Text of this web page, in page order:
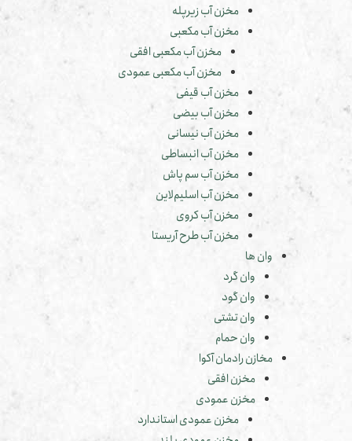
مخزن آب زیرپله
مخزن آب مکعبی
مخزن آب مکعبی افقی
مخزن آب مکعبی عمودی
مخزن آب قیفی
مخزن آب بیضی
مخزن آب نیسانی
مخزن آب انبساطی
مخزن آب سم پاش
مخزن آب اسلیم‌لاین
مخزن آب کروی
مخزن آب طرح آریستا
وان ها
وان گرد
وان گود
وان تشتی
وان حمام
مخازن رادمان آکوا
مخزن افقی
مخزن عمودی
مخزن عمودی استاندارد